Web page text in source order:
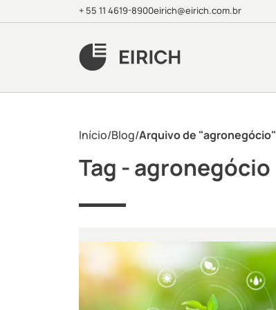
+ 55 11 4619-8900eirich@eirich.com.br
Início/Blog/Arquivo de "agronegócio"
Tag -agronegócio